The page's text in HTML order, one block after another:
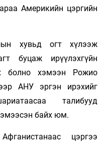
Америкийн цэргийн
хувьд огт хүлээж
буцаж ирүүлэхгүйн
болно хэмээн Рожио
АНУ эргэн ирэхийг
талибууд
байх юм.
цэргээ